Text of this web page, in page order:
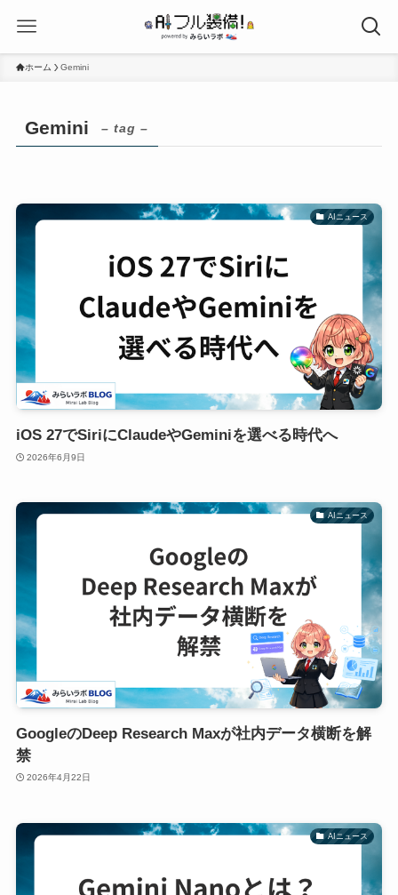
ホーム Gemini
Gemini – tag –
AIニュース
iOS 27でSiriにClaudeやGeminiを選べる時代へ
2026年6月9日
AIニュース
GoogleのDeep Research Maxが社内データ横断を解
禁
2026年4月22日
AIニュース